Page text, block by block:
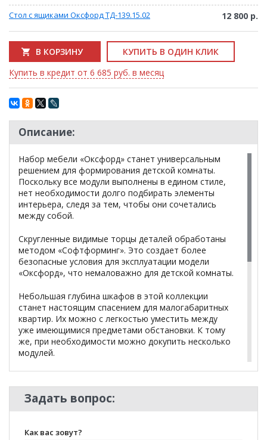
Стол с ящиками Оксфорд ТД-139.15.02 12 800 р.
В КОРЗИНУ
КУПИТЬ В ОДИН КЛИК
Купить в кредит от 6 685 руб. в месяц
Описание:
Набор мебели «Оксфорд» станет универсальным
решением для формирования детской комнаты.
Поскольку все модули выполнены в едином стиле,
нет необходимости долго подбирать элементы
интерьера, следя за тем, чтобы они сочетались
между собой.
Скругленные видимые торцы деталей обработаны
методом «Софтформинг». Это создает более
безопасные условия для эксплуатации модели
«Оксфорд», что немаловажно для детской комнаты.
Небольшая глубина шкафов в этой коллекции
станет настоящим спасением для малогабаритных
квартир. Их можно с легкостью уместить между
уже имеющимися предметами обстановки. К тому
же, при необходимости можно докупить несколько
модулей.
очень простыми формами. Однако, «Оксфорд»
будет выделяться своим необычным принтом.
Поэтому подойдет как ценителям лаконичных
Задать вопрос:
Как вас зовут?